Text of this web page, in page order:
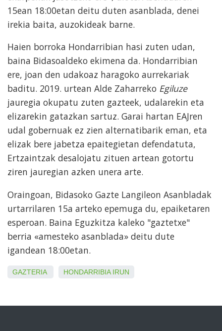
15ean 18:00etan deitu duten asanblada, denei
irekia baita, auzokideak barne.
Haien borroka Hondarribian hasi zuten udan,
baina Bidasoaldeko ekimena da. Hondarribian
ere, joan den udakoaz haragoko aurrekariak
baditu. 2019. urtean Alde Zaharreko Egiluze
jauregia okupatu zuten gazteek, udalarekin eta
elizarekin gatazkan sartuz. Garai hartan EAJren
udal gobernuak ez zien alternatibarik eman, eta
elizak bere jabetza epaitegietan defendatuta,
Ertzaintzak desalojatu zituen artean gotortu
ziren jauregian azken unera arte.
Oraingoan, Bidasoko Gazte Langileon Asanbladak
urtarrilaren 15a arteko epemuga du, epaiketaren
esperoan. Baina Eguzkitza kaleko "gaztetxe"
berria «amesteko asanblada» deitu dute
igandean 18:00etan.
GAZTERIA HONDARRIBIA IRUN